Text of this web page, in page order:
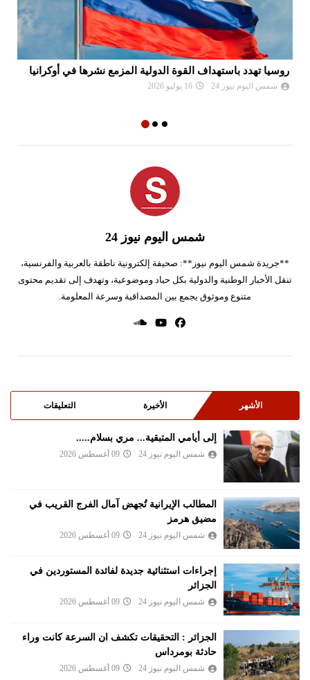
روسيا تهدد باستهداف القوة الدولية المزمع نشرها في أوكرانيا
شمس اليوم نيوز 24 16 يوليو 2026
شمس اليوم نيوز 24
**جريدة شمس اليوم نيوز**: صحيفة إلكترونية ناطقة بالعربية والفرنسية،
تنقل الأخبار الوطنية والدولية بكل حياد وموضوعية، وتهدف إلى تقديم محتوى
متنوع وموثوق يجمع بين المصداقية وسرعة المعلومة.
الأشهر الأخيرة التعليقات
إلى أيامي المتبقية... مري بسلام.....
شمس اليوم نيوز 24 09 أغسطس 2026
المطالب الإيرانية تُجهض آمال الفرج القريب في
مضيق هرمز
شمس اليوم نيوز 24 09 أغسطس 2026
إجراءات استثنائية جديدة لفائدة المستوردين في
الجزائر
شمس اليوم نيوز 24 09 أغسطس 2026
الجزائر : التحقيقات تكشف ان السرعة كانت وراء
حادثة بومرداس
شمس اليوم نيوز 24 09 أغسطس 2026